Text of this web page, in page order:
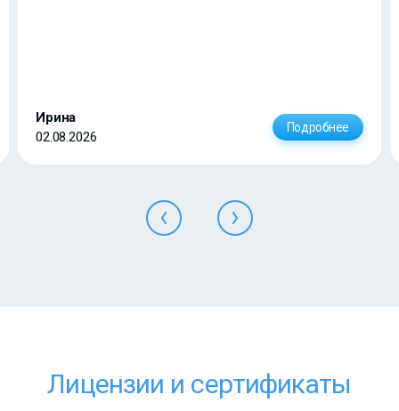
Ирина
02.08.2026
Подробнее
Лицензии и сертификаты